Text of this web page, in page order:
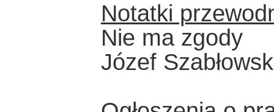
Notatki
Nie ma zgody
Józef